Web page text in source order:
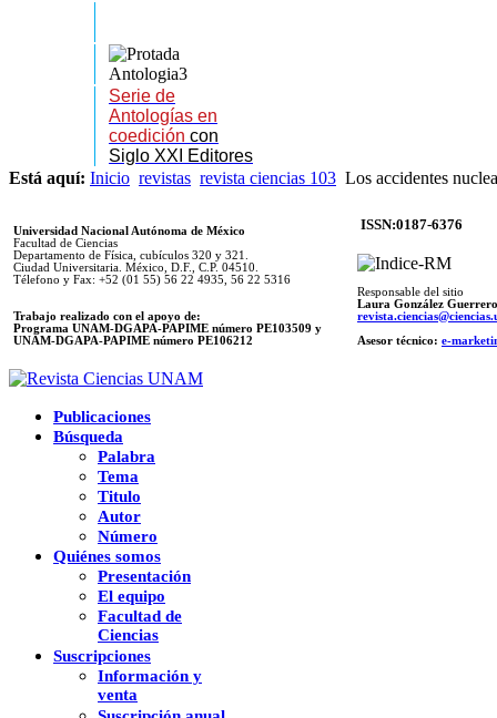
Serie de
Antologías en
coedición con
Siglo XXI Editores
Está aquí: Inicio revistas revista ciencias 103 Los accidentes
Universidad Nacional Autónoma de México
Facultad de Ciencias
Departamento de Física, cubículos 320 y 321.
Ciudad Universitaria. México, D.F., C.P. 04510.
Télefono y Fax: +52 (01 55) 56 22 4935, 56 22 5316
Trabajo realizado con el apoyo de:
Programa UNAM-DGAPA-PAPIME número PE103509 y
UNAM-DGAPA-PAPIME número PE106212
ISSN:0187-6376
Responsable del sitio
Laura González Guerrero
Asesor técnico: e-
Publicaciones
Búsqueda
Palabra
Tema
Titulo
Autor
Número
Quiénes somos
Presentación
El equipo
Facultad de
Ciencias
Suscripciones
Información y
venta